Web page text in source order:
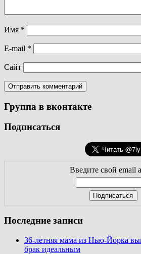
Имя *
E-mail *
Сайт
Группа в вконтакте
Подписаться
Введите свой email
Последние записи
36-летняя мама из Нью-Йорка
брак идеальным